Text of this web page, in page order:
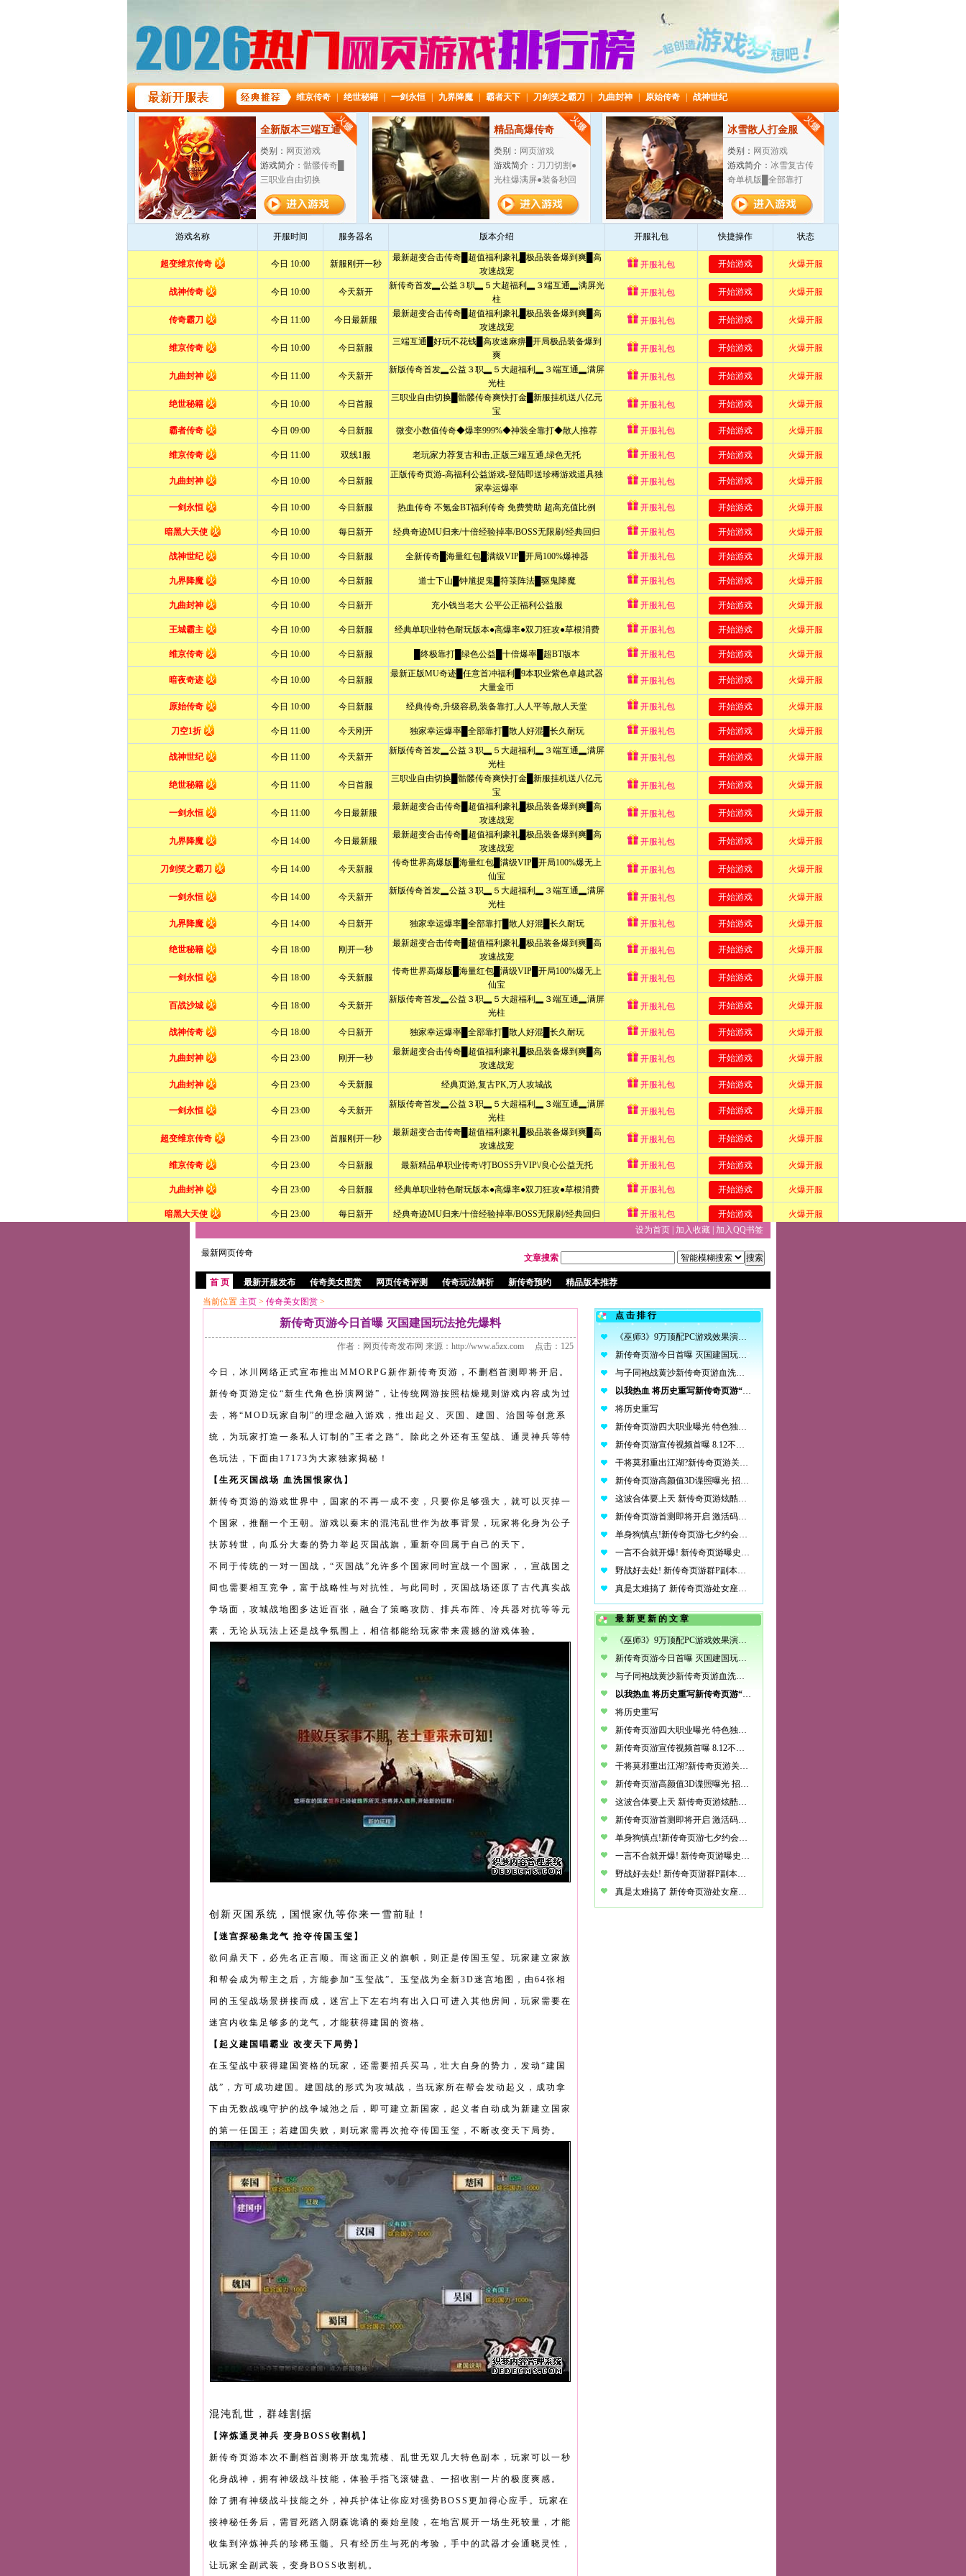
设为首页 加入收藏 加入QQ书签
最新网页传奇 文章搜索 搜索
首 页 最新开服发布 传奇美女图赏 网页传奇评测 传奇玩法解析 新传奇预约
精品版本推荐
当前位置 主页 > 传奇美女图赏 >
新传奇页游今日首曝 灭国建国玩法抢先爆料
作者：网页传奇发布网 来源：http://www.a5zx.com 点击：125
今日，冰川网络正式宣布推出MMORPG新作新传奇页游，不删档首测即将开启。
新传奇页游定位“新生代角色扮演网游”，让传统网游按照枯燥规则游戏内容成为过
去，将“MOD玩家自制”的理念融入游戏，推出起义、灭国、建国、治国等创意系
统，为玩家打造一条私人订制的”王者之路“。除此之外还有玉玺战、通灵神兵等特
色玩法，下面由17173为大家独家揭秘！
【生死灭国战场 血洗国恨家仇】
新传奇页游的游戏世界中，国家的不再一成不变，只要你足够强大，就可以灭掉一
个国家，推翻一个王朝。游戏以秦末的混沌乱世作为故事背景，玩家将化身为公子
扶苏转世，向瓜分大秦的势力举起灭国战旗，重新夺回属于自己的天下。
不同于传统的一对一国战，“灭国战”允许多个国家同时宣战一个国家，，宣战国之
间也需要相互竞争，富于战略性与对抗性。与此同时，灭国战场还原了古代真实战
争场面，攻城战地图多达近百张，融合了策略攻防、排兵布阵、冷兵器对抗等等元
素，无论从玩法上还是战争氛围上，相信都能给玩家带来震撼的游戏体验。
创新灭国系统，国恨家仇等你来一雪前耻！
【迷宫探秘集龙气 抢夺传国玉玺】
欲问鼎天下，必先名正言顺。而这面正义的旗帜，则正是传国玉玺。玩家建立家族
和帮会成为帮主之后，方能参加“玉玺战”。玉玺战为全新3D迷宫地图，由64张相
同的玉玺战场景拼接而成，迷宫上下左右均有出入口可进入其他房间，玩家需要在
迷宫内收集足够多的龙气，才能获得建国的资格。
【起义建国唱霸业 改变天下局势】
在玉玺战中获得建国资格的玩家，还需要招兵买马，壮大自身的势力，发动“建国
战”，方可成功建国。建国战的形式为攻城战，当玩家所在帮会发动起义，成功拿
下由无数战魂守护的战争城池之后，即可建立新国家，起义者自动成为新建立国家
的第一任国王；若建国失败，则玩家需再次抢夺传国玉玺，不断改变天下局势。
混沌乱世，群雄割据
【淬炼通灵神兵 变身BOSS收割机】
新传奇页游本次不删档首测将开放鬼荒楼、乱世无双几大特色副本，玩家可以一秒
化身战神，拥有神级战斗技能，体验手指飞滚键盘、一招收割一片的极度爽感。
除了拥有神级战斗技能之外，神兵护体让你应对强势BOSS更加得心应手。玩家在
接神秘任务后，需冒死踏入阴森诡谲的秦始皇陵，在地宫展开一场生死较量，才能
收集到淬炼神兵的珍稀玉髓。只有经历生与死的考验，手中的武器才会通晓灵性，
让玩家全副武装，变身BOSS收割机。
点击排行
《巫师3》9万顶配PC游戏效果演示 这画面太逼真了！_游戏视频
新传奇页游今日首曝 灭国建国玩法抢先爆料
与子同袍战黄沙新传奇页游血洗国恨家仇
以我热血 将历史重写新传奇页游“狂”战开疆
将历史重写
新传奇页游四大职业曝光 特色独家揭晓
新传奇页游宣传视频首曝 8.12不删档首测
干将莫邪重出江湖?新传奇页游关键词“痴”
新传奇页游高颜值3D谍照曝光 招招勾魂斩直男
这波合体要上天 新传奇页游炫酷翅膀曝光
新传奇页游首测即将开启 激活码开始发放
单身狗慎点!新传奇页游七夕约会圣地一览
一言不合就开爆! 新传奇页游曝史上最强动态副本
野战好去处! 新传奇页游群P副本曝光
真是太难搞了 新传奇页游处女座NPC大盘点
最新更新的文章
《巫师3》9万顶配PC游戏效果演示 这画面太逼真了
新传奇页游今日首曝 灭国建国玩法抢先爆料
与子同袍战黄沙新传奇页游血洗国恨家仇
以我热血 将历史重写新传奇页游“狂”战开疆
将历史重写
新传奇页游四大职业曝光 特色独家揭晓
新传奇页游宣传视频首曝 8.12不删档首测
干将莫邪重出江湖?新传奇页游关键词“痴”
新传奇页游高颜值3D谍照曝光 招招勾魂斩直男
这波合体要上天 新传奇页游炫酷翅膀曝光
新传奇页游首测即将开启 激活码开始发放
单身狗慎点!新传奇页游七夕约会圣地一览
一言不合就开爆! 新传奇页游曝史上最强动态副本
野战好去处! 新传奇页游群P副本曝光
真是太难搞了 新传奇页游处女座NPC大盘点